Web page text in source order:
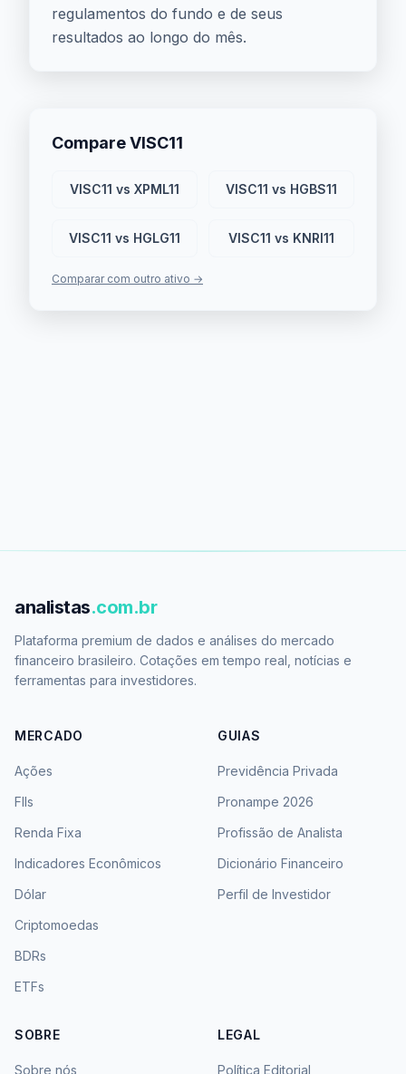
regulamentos do fundo e de seus
resultados ao longo do mês.
Compare VISC11
VISC11 vs XPML11 VISC11 vs HGBS11
VISC11 vs HGLG11 VISC11 vs KNRI11
Comparar com outro ativo →
analistas.com.br
Plataforma premium de dados e análises do mercado
financeiro brasileiro. Cotações em tempo real, notícias e
ferramentas para investidores.
MERCADO
Ações
FIIs
Renda Fixa
Indicadores Econômicos
Dólar
Criptomoedas
BDRs
ETFs
GUIAS
Previdência Privada
Pronampe 2026
Profissão de Analista
Dicionário Financeiro
Perfil de Investidor
SOBRE
Sobre nós
LEGAL
Política Editorial